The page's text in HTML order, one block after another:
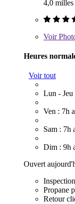
4,0 milles
Voir
Heures
Voir tout
Lun - Jeu
Ven : 7h
Sam : 7h
Dim : 9h
Ouvert
Propane
Retour